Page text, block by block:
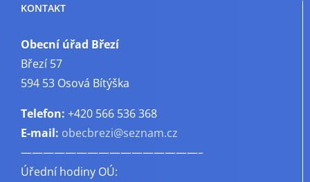
KONTAKT
Obecní úřad Březí
Březí 57
594 53 Osová Bítýška
Telefon: +420 566 536 368
E-mail: obecbrezi@seznam.cz
————————————————–
Úřední hodiny OÚ: